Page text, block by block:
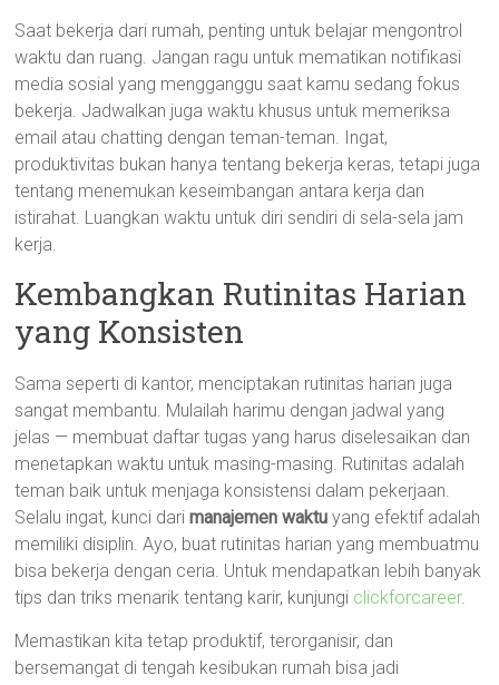
Saat bekerja dari rumah, penting untuk belajar mengontrol
waktu dan ruang. Jangan ragu untuk mematikan notifikasi
media sosial yang mengganggu saat kamu sedang fokus
bekerja. Jadwalkan juga waktu khusus untuk memeriksa
email atau chatting dengan teman-teman. Ingat,
produktivitas bukan hanya tentang bekerja keras, tetapi juga
tentang menemukan keseimbangan antara kerja dan
istirahat. Luangkan waktu untuk diri sendiri di sela-sela jam
kerja.
Kembangkan Rutinitas Harian
yang Konsisten
Sama seperti di kantor, menciptakan rutinitas harian juga
sangat membantu. Mulailah harimu dengan jadwal yang
jelas — membuat daftar tugas yang harus diselesaikan dan
menetapkan waktu untuk masing-masing. Rutinitas adalah
teman baik untuk menjaga konsistensi dalam pekerjaan.
Selalu ingat, kunci darimanajemen waktu yang efektif adalah
memiliki disiplin. Ayo, buat rutinitas harian yang membuatmu
bisa bekerja dengan ceria. Untuk mendapatkan lebih banyak
tips dan triks menarik tentang karir, kunjungi clickforcareer.
Memastikan kita tetap produktif, terorganisir, dan
bersemangat di tengah kesibukan rumah bisa jadi